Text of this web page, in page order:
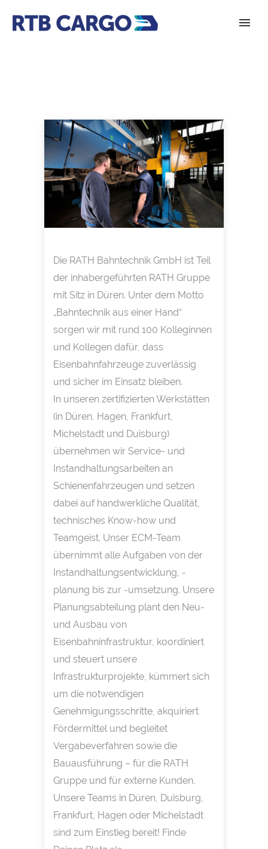
Die RATH Bahntechnik GmbH ist Teil
der inhabergeführten RATH Gruppe
mit Sitz in Düren. Unter dem Motto
„Bahntechnik aus einer Hand“
sorgen wir mit rund 100 Kolleginnen
und Kollegen dafür, dass
Eisenbahnfahrzeuge zuverlässig
und sicher im Einsatz bleiben.
In unseren zertifizierten Werkstätten
(in Düren, Hagen, Frankfurt,
Michelstadt und Duisburg)
übernehmen wir Service- und
Instandhaltungsarbeiten an
Schienenfahrzeugen und setzen
dabei auf handwerkliche Qualität,
technisches Know-how und
Teamgeist. Unser ECM-Team
übernimmt alle Aufgaben von der
Instandhaltungsentwicklung, -
planung bis zur -umsetzung. Unsere
Planungsabteilung plant den Neu-
und Ausbau von
Eisenbahninfrastruktur, koordiniert
und steuert unsere
Infrastrukturprojekte, kümmert sich
um die notwendigen
Genehmigungsschritte, akquiriert
Fördermittel und begleitet
Vergabeverfahren sowie die
Bauausführung – für die RATH
Gruppe und für externe Kunden.
Unsere Teams in Düren, Duisburg,
Frankfurt, Hagen oder Michelstadt
sind zum Einstieg bereit! Finde